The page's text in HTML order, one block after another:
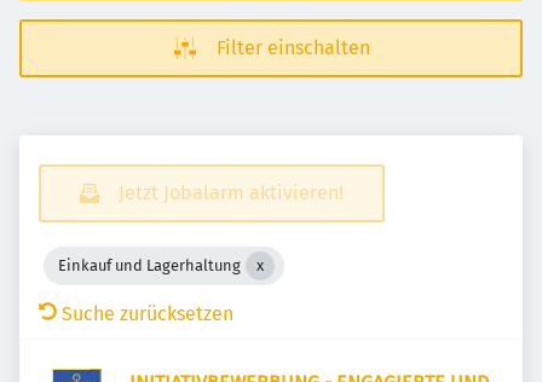
Filter einschalten
Jetzt Jobalarm aktivieren!
Einkauf und Lagerhaltung
Suche zurücksetzen